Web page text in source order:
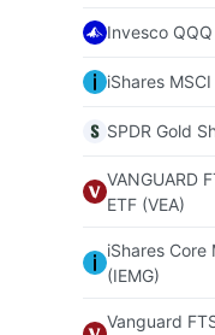
Invesco
iShares MSCI
SPDR Gold
VANGUARD
ETF (VEA)
iShares Core
(IEMG)
Vanguard